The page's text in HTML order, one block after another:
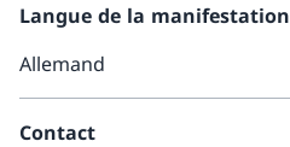
Langue de la manifestation
Allemand
Contact